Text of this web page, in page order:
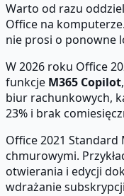
Warto od razu
Office na
nie prosi o ponowne
W 2026 roku Office
funkcje M365 Copilot
biur rachunkowych,
23% i brak
Office 2021
chmurowymi.
otwierania i edycji
wdrażanie